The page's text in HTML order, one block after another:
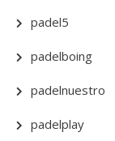
padel5
padelboing
padelnuestro
padelplay